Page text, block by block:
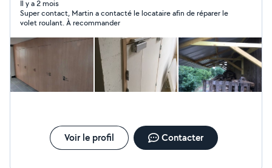
de bricoles Je suis minutieux et pro quelques soit la
mission !
Il y a 2 mois
Super contact, Martin a contacté le locataire afin de réparer le
volet roulant. À recommander
Voir le profil Contacter